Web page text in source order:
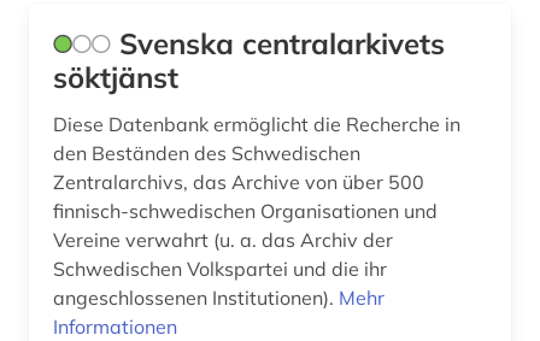
Svenska centralarkivets
söktjänst
Diese Datenbank ermöglicht die Recherche in
den Beständen des Schwedischen
Zentralarchivs, das Archive von über 500
finnisch-schwedischen Organisationen und
Vereine verwahrt (u. a. das Archiv der
Schwedischen Volkspartei und die ihr
angeschlossenen Institutionen). Mehr
Informationen